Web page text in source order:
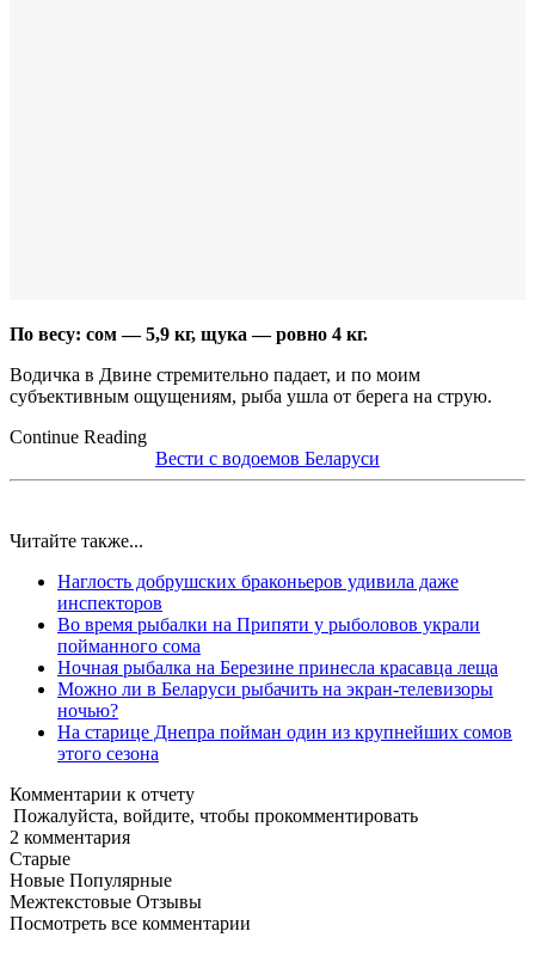
По весу: сом — 5,9 кг, щука — ровно 4 кг.
Водичка в Двине стремительно падает, и по моим
субъективным ощущениям, рыба ушла от берега на струю.
Continue Reading
Вести с водоемов Беларуси
Читайте также...
Наглость добрушских браконьеров удивила даже
инспекторов
Во время рыбалки на Припяти у рыболовов украли
пойманного сома
Ночная рыбалка на Березине принесла красавца леща
Можно ли в Беларуси рыбачить на экран-телевизоры
ночью?
На старице Днепра пойман один из крупнейших сомов
этого сезона
Комментарии к отчету
Пожалуйста, войдите, чтобы прокомментировать
2 комментария
Старые
Новые Популярные
Межтекстовые Отзывы
Посмотреть все комментарии